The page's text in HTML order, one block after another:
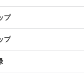
プ
プ